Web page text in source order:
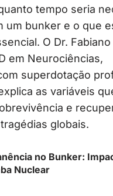
tempo seria
um bunker e o que
O Dr.
em Neurociências,
superdotação
as variáveis
e
globais.
no Bunker:
Nuclear